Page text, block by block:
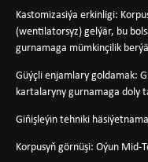
Kastomizasiýa erkinligi:
(wentilatorsyz) gelýär, bu
gurnamaga mümkinçilik
Güýçli enjamlary goldamak:
kartalaryny gurnamaga doly
Giňişleýin tehniki
Korpusyň görnüşi: Oýun Mid-